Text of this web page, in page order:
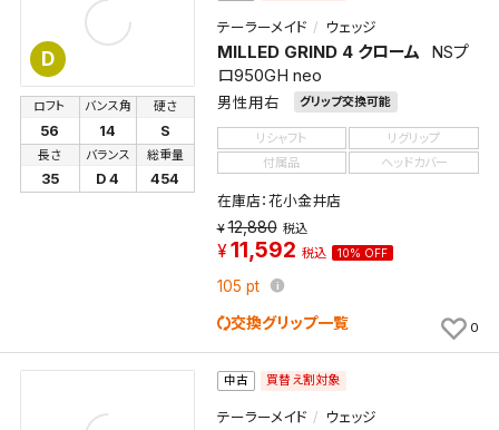
D
テーラーメイド ウェッジ
MILLED GRIND 4 クローム
NSプ
ロ950GH neo
男性用右 グリップ交換可能
ロフト
56
バンス角
14
硬さ
S
長さ
35
バランス
D 4
総重量
454
リシャフト
リグリップ
付属品
ヘッドカバー
在庫店：花小金井店
12,880 税込
11,592 税込 10% OFF
105 pt
交換グリップ一覧 0
中古 買替え割対象
テーラーメイド ウェッジ
新着通知
新着通知を「する」にすると、この条件に一致する商品
が入荷した際に、メール及びお客様のアカウント内の
「お知らせ」で通知します。
条件を変更したい場合は、マイページの「保存検索条
件一覧」から画面を表示し、条件を変更の上、保存し直
保存する
検索条件を保存
検索条件を保存しました。
これまで保存した検索条件は、マイページの「保存検
索条件一覧」で確認できます。